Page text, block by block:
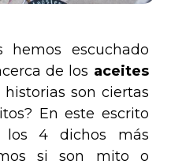
hemos escuchado
de los aceites
historias son ciertas
En este escrito
4 dichos más
si son mito o